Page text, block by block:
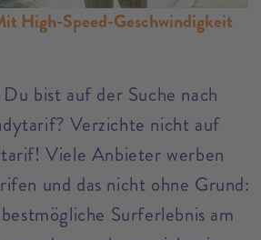
High-Speed-Geschwindigkeit
bist auf der Suche nach
Verzichte nicht auf
Viele Anbieter werben
und das nicht ohne Grund:
Surferlebnis am